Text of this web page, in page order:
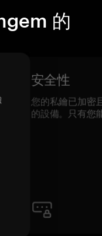
的
安全性
您的私鑰已加密
的設備。只有您